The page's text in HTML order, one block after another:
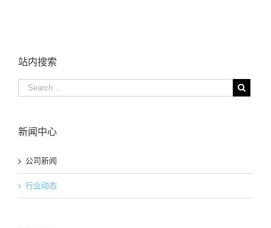
站内搜索
新闻中心
公司新闻
行业动态